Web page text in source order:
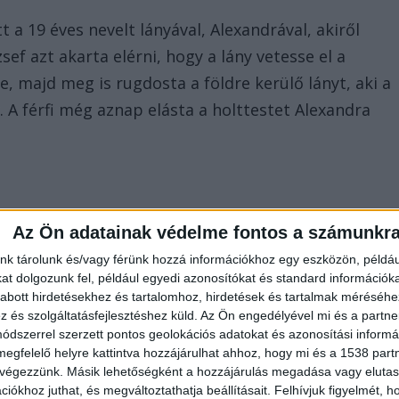
Az Ön adatainak védelme fontos a
tárolunk és/vagy férünk hozzá információkhoz egy eszközön,
dolgozunk fel, például egyedi azonosítókat és standard
hirdetésekhez és tartalomhoz, hirdetések és tartalmak
és szolgáltatásfejlesztéshez küld. Az Ön engedélyével mi és a
szerzett pontos geolokációs adatokat és azonosítási
helyre kattintva hozzájárulhat ahhoz, hogy mi és a 1538
Másik lehetőségként a hozzájárulás megadása vagy
juthat, és megváltoztathatja beállításait. Felhívjuk figyelmét,
19 éves nevelt lányával, Alexandrával, akiről
azt akarta elérni, hogy a lány vetesse el a
majd meg is rugdosta a földre kerülő lányt, aki a
férfi még aznap elásta a holttestet Alexandra
14 éves húgával, Krisztinával is. A férfi
kérő lányt, majd agyonverte. H. József előbb
majd éjjel elásta egy közeli erdőben.